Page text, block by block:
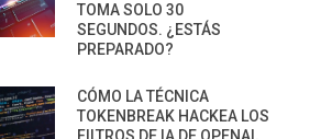
TOMA SOLO 30
SEGUNDOS. ¿ESTÁS
PREPARADO?
CÓMO LA TÉCNICA
TOKENBREAK HACKEA LOS